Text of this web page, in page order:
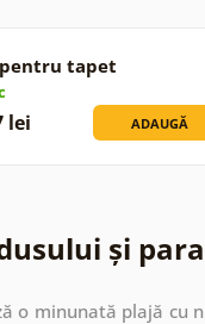
tapet
lei ADAUGĂ
și
o minunată plajă cu